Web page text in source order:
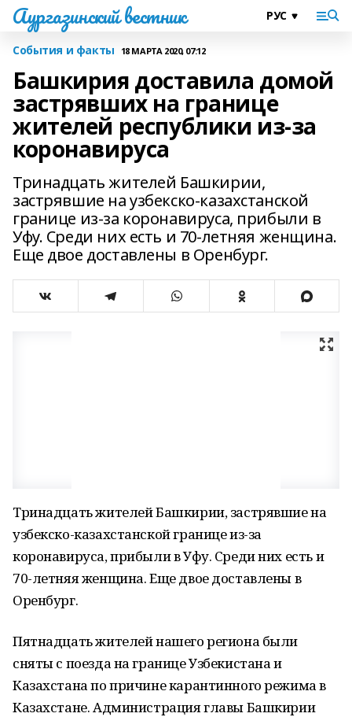
Аургазинский вестник
События и факты 18 МАРТА 2020, 07:12
Башкирия доставила домой
застрявших на границе
жителей республики из-за
коронавируса
Тринадцать жителей Башкирии,
застрявшие на узбекско-казахстанской
границе из-за коронавируса, прибыли в
Уфу. Среди них есть и 70-летняя женщина.
Еще двое доставлены в Оренбург.
Тринадцать жителей Башкирии, застрявшие на
узбекско-казахстанской границе из-за
коронавируса, прибыли в Уфу. Среди них есть и
70-летняя женщина. Еще двое доставлены в
Оренбург.
Пятнадцать жителей нашего региона были
сняты с поезда на границе Узбекистана и
Казахстана по причине карантинного режима в
Казахстане. Администрация главы Башкирии